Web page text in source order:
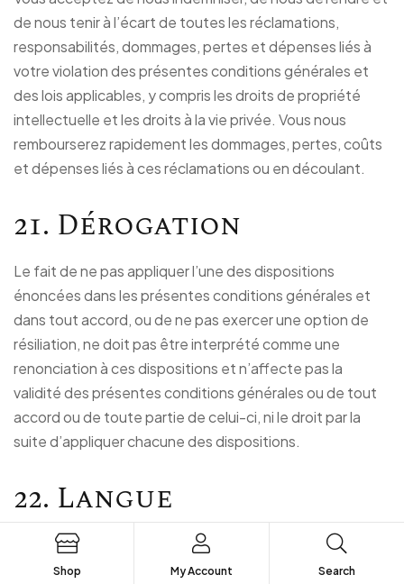
de nous tenir à l’écart de toutes les réclamations,
responsabilités, dommages, pertes et dépenses liés à
votre violation des présentes conditions générales et
des lois applicables, y compris les droits de propriété
intellectuelle et les droits à la vie privée. Vous nous
rembourserez rapidement les dommages, pertes, coûts
et dépenses liés à ces réclamations ou en découlant.
21. Dérogation
Le fait de ne pas appliquer l’une des dispositions
énoncées dans les présentes conditions générales et
dans tout accord, ou de ne pas exercer une option de
résiliation, ne doit pas être interprété comme une
renonciation à ces dispositions et n’affecte pas la
validité des présentes conditions générales ou de tout
accord ou de toute partie de celui-ci, ni le droit par la
suite d’appliquer chacune des dispositions.
22. Langue
Les présentes conditions générales seront traduites
exclusivement en Français. Toutes les notifications et la
Shop My Account Search